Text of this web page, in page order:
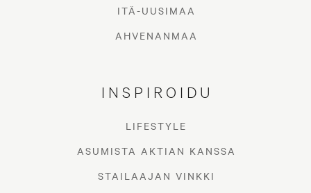
ITÄ-UUSIMAA
AHVENANMAA
INSPIROIDU
LIFESTYLE
ASUMISTA AKTIAN KANSSA
STAILAAJAN VINKKI